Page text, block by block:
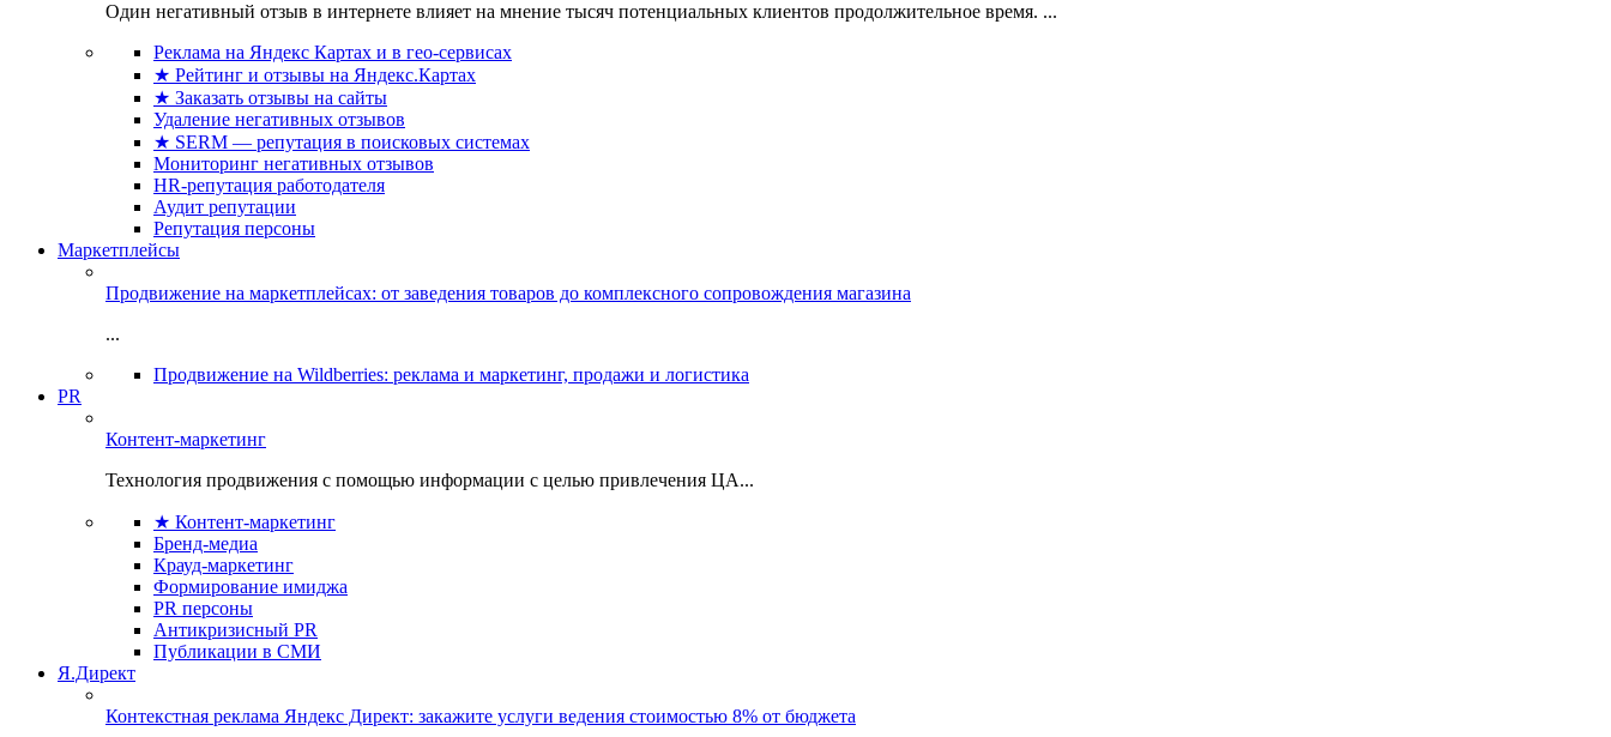
Один негативный отзыв в интернете влияет на мнение тысяч потенциальных клиентов продолжительное время. ...
Реклама на Яндекс Картах и в гео-сервисах
★ Рейтинг и отзывы на Яндекс.Картах
★ Заказать отзывы на сайты
Удаление негативных отзывов
★ SERM — репутация в поисковых системах
Мониторинг негативных отзывов
HR-репутация работодателя
Аудит репутации
Репутация персоны
Маркетплейсы
Продвижение на маркетплейсах: от заведения товаров до комплексного сопровождения магазина
...
Продвижение на Wildberries: реклама и маркетинг, продажи и логистика
PR
Контент-маркетинг
Технология продвижения с помощью информации с целью привлечения ЦА...
★ Контент-маркетинг
Бренд-медиа
Крауд-маркетинг
Формирование имиджа
PR персоны
Антикризисный PR
Публикации в СМИ
Я.Директ
Контекстная реклама Яндекс Директ: закажите услуги ведения стоимостью 8% от бюджета